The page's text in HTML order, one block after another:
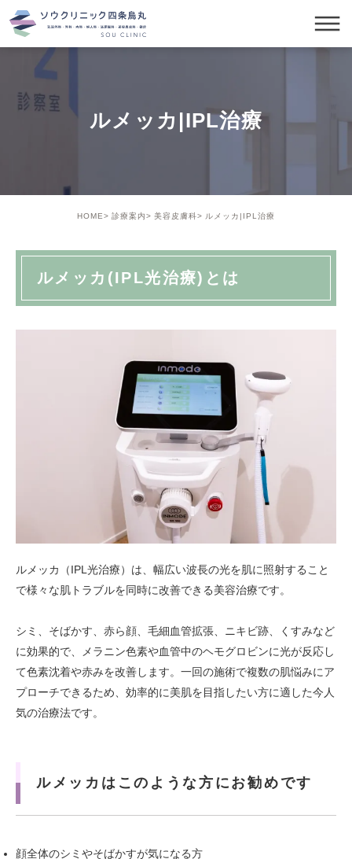
ルメッカ|IPL治療
HOME 診療案内 美容皮膚科 ルメッカ|IPL治療
ルメッカ(IPL光治療)とは
ルメッカ（IPL光治療）は、幅広い波長の光を肌に照射すること
で様々な肌トラブルを同時に改善できる美容治療です。
シミ、そばかす、赤ら顔、毛細血管拡張、ニキビ跡、くすみなど
に効果的で、メラニン色素や血管中のヘモグロビンに光が反応し
て色素沈着や赤みを改善します。一回の施術で複数の肌悩みにア
プローチできるため、効率的に美肌を目指したい方に適した今人
気の治療法です。
ルメッカはこのような方にお勧めです
顔全体のシミやそばかすが気になる方